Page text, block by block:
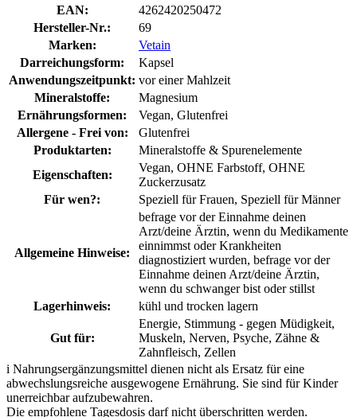
EAN:
4262420250472
Hersteller-Nr.:
69
Marken:
Vetain
Darreichungsform:
Kapsel
Anwendungszeitpunkt: vor einer Mahlzeit
Mineralstoffe:
Magnesium
Ernährungsformen:
Vegan, Glutenfrei
Allergene - Frei von:
Glutenfrei
Produktarten:
Mineralstoffe & Spurenelemente
Eigenschaften:
Vegan, OHNE Farbstoff, OHNE
Zuckerzusatz
Für wen?:
Speziell für Frauen, Speziell für Männer
Allgemeine Hinweise:
befrage vor der Einnahme deinen
Arzt/deine Ärztin, wenn du Medikamente
einnimmst oder Krankheiten
diagnostiziert wurden, befrage vor der
Einnahme deinen Arzt/deine Ärztin,
wenn du schwanger bist oder stillst
Lagerhinweis:
kühl und trocken lagern
Gut für:
Energie, Stimmung - gegen Müdigkeit,
Muskeln, Nerven, Psyche, Zähne &
Zahnfleisch, Zellen
i Nahrungsergänzungsmittel dienen nicht als Ersatz für eine
abwechslungsreiche ausgewogene Ernährung. Sie sind für Kinder
unerreichbar aufzubewahren.
Die empfohlene Tagesdosis darf nicht überschritten werden.